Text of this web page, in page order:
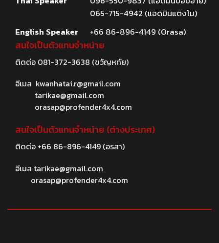
065-715-4942 (แอดมินแตงโม)
English Speaker
+66 86-896-4149 (Orasa)
สนใจเป็นตัวแทนจำหน่าย
ติดต่อ 081-372-3638 (ขวัญหทัย)
อีเมล kwanhatai.r@gmail.com
tarikae@gmail.com
orasap@profender4x4.com
สนใจเป็นตัวแทนจำหน่าย (ต่างประเทศ)
ติดต่อ +66 86-896-4149(อรสา)
อีเมล tarikae@gmail.com
orasap@profender4x4.com